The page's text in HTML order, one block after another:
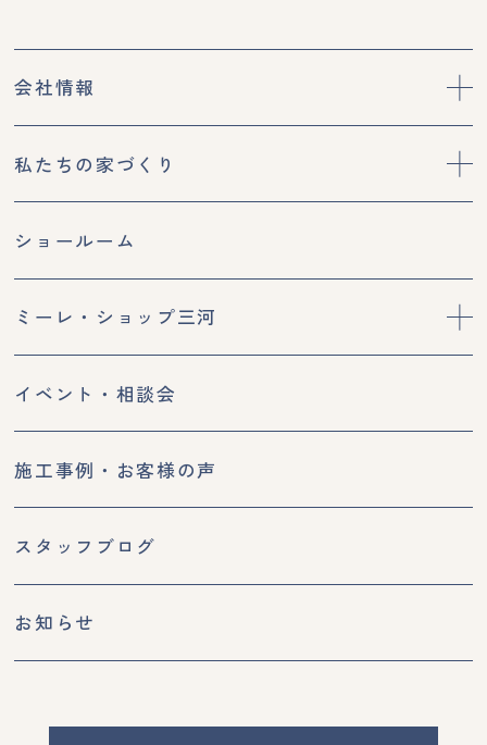
会社情報
私たちの家づくり
ショールーム
ミーレ・ショップ三河
イベント・相談会
施工事例・お客様の声
スタッフブログ
お知らせ